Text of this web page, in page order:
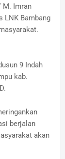
M. Imran
LNK Bambang
9 Indah
kab.
berjalan
akan